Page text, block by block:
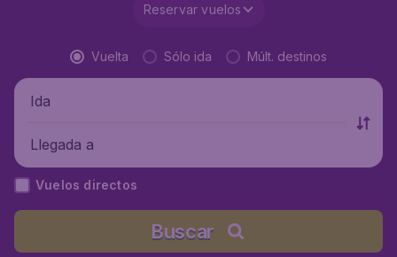
Reservar vuelos
Vuelta Sólo ida Múlt. destinos
Ida
Llegada a
Vuelos directos
Buscar